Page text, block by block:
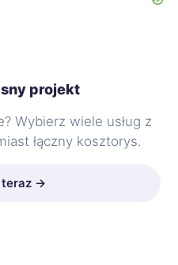
projekt
Wybierz wiele usług z
łączny kosztorys.
teraz →